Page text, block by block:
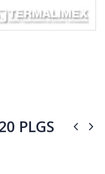
PLGS